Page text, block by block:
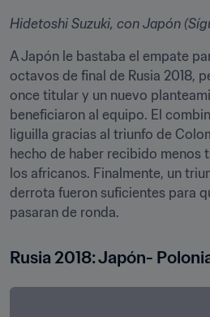
Hidetoshi Suzuki, con Japón
A Japón le bastaba el empate
octavos de final de Rusia 2018,
once titular y un nuevo
beneficiaron al equipo. El
liguilla gracias al triunfo de
hecho de haber recibido menos
los africanos. Finalmente, un
derrota fueron suficientes para
pasaran de ronda.
Rusia 2018: Japón-